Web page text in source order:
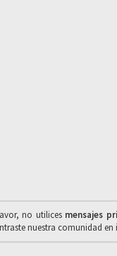
no utilices mensajes
nuestra comunidad